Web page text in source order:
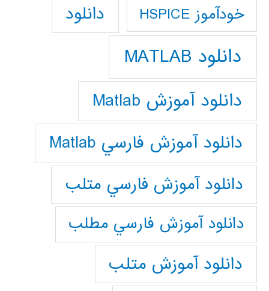
خودآموز HSPICE دانلود
دانلود MATLAB
دانلود آموزش Matlab
دانلود آموزش فارسي Matlab
دانلود آموزش فارسي متلب
دانلود آموزش فارسي مطلب
دانلود آموزش متلب